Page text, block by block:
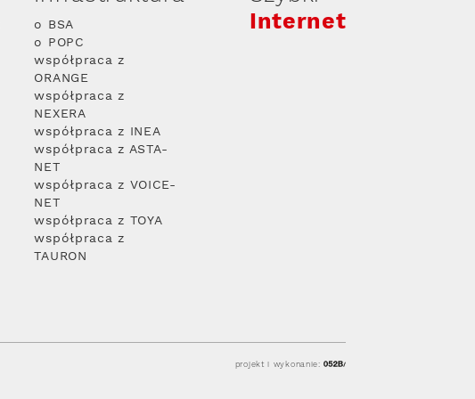
o BSA
o POPC
współpraca z
ORANGE
współpraca z
NEXERA
współpraca z INEA
współpraca z ASTA-
NET
współpraca z VOICE-
NET
współpraca z TOYA
współpraca z
TAURON
Internet
projekt i wykonanie: